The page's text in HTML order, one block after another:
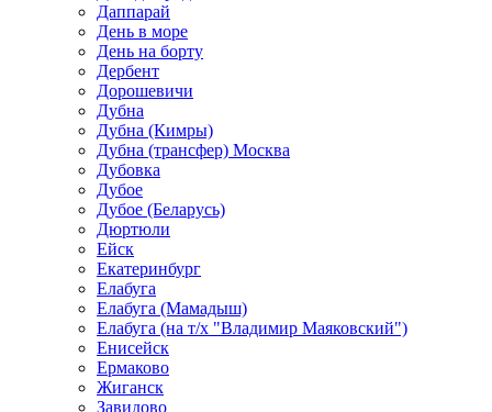
Даппарай
День в море
День на борту
Дербент
Дорошевичи
Дубна
Дубна (Кимры)
Дубна (трансфер) Москва
Дубовка
Дубое
Дубое (Беларусь)
Дюртюли
Ейск
Екатеринбург
Елабуга
Елабуга (Мамадыш)
Елабуга (на т/х "Владимир Маяковский")
Енисейск
Ермаково
Жиганск
Завидово